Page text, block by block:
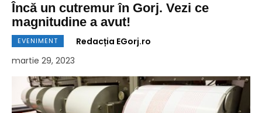
Încă un cutremur în Gorj. Vezi ce
magnitudine a avut!
EVENIMENT
Redacția EGorj.ro
martie 29, 2023